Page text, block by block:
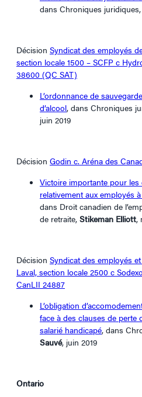
dans Chroniques juridiques,
Décision Syndicat des employés
section locale 1500 – SCFP c
38600 (QC SAT)
L’ordonnance de
d’alcool, dans Chroniques
juin 2019
Décision Godin c. Aréna des
Victoire importante pour
relativement aux employés
dans Droit canadien de
de retraite, Stikeman Elliott,
Décision Syndicat des employés
Laval, section locale 2500 c
CanLII 24887
L’obligation
face à des clauses de perte
salarié handicapé, dans
Sauvé, juin 2019
Ontario